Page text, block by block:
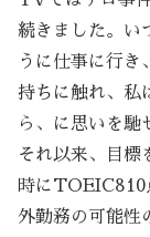
続きました。い
うに仕事に行き
持ちに触れ、私
ら、に思いを馳
それ以来、目標
時にTOEIC810
外勤務の可能性